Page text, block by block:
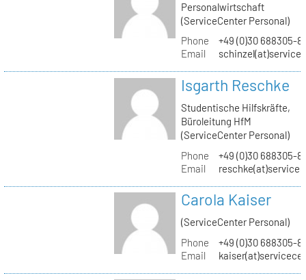
Personalwirtschaft
(ServiceCenter Personal)
Phone
+49 (0)30 688305-
Email
Isgarth Reschke
Studentische Hilfskräfte,
Büroleitung HfM
(ServiceCenter Personal)
Phone
+49 (0)30 688305-
Email
Carola Kaiser
(ServiceCenter Personal)
Phone
+49 (0)30 688305-
Email